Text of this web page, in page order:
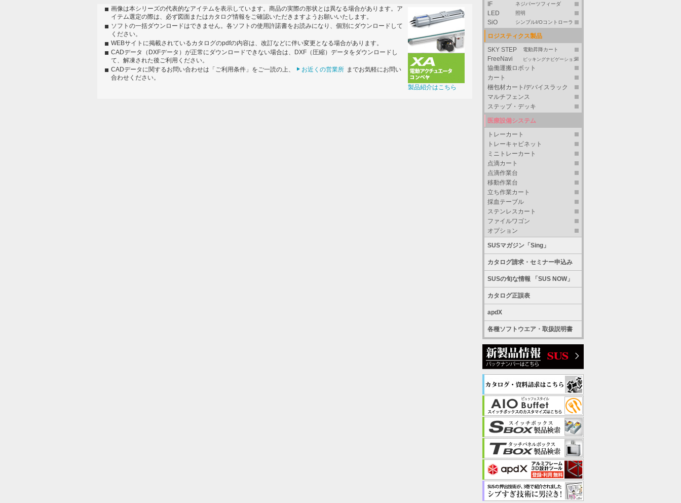
製品紹介はこちら
画像は本シリーズの代表的なアイテムを表示しています。商品の実際の形状とは異なる場合があります。ア
イテム選定の際は、必ず図面またはカタログ情報をご確認いただきますようお願いいたします。
ソフトの一括ダウンロードはできません。各ソフトの使用許諾書をお読みになり、個別にダウンロードして
ください。
WEBサイトに掲載されているカタログのpdfの内容は、改訂などに伴い変更となる場合があります。
CADデータ（DXFデータ）が正常にダウンロードできない場合は、DXF（圧縮）データをダウンロードし
て、解凍された後ご利用ください。
CADデータに関するお問い合わせは「ご利用条件」をご一読の上、
お近くの営業所 までお気軽にお問い
合わせください。
IF ネジパーツフィーダ
LED 照明
SiO シンプルI/Oコントローラ
ロジスティクス製品
SKY STEP
電動昇降カート
FreeNavi ピッキングナビゲーション
協働運搬ロボット
カート
梱包材カート/デバイスラック
マルチフェンス
ステップ・デッキ
医療設備システム
トレーカート
トレーキャビネット
ミニトレーカート
点滴カート
点滴作業台
移動作業台
立ち作業カート
採血テーブル
ステンレスカート
ファイルワゴン
オプション
SUSマガジン「Sing」
カタログ請求・セミナー申込み
SUSの旬な情報 「SUS NOW」
カタログ正誤表
apdX
各種ソフトウエア・取扱説明書